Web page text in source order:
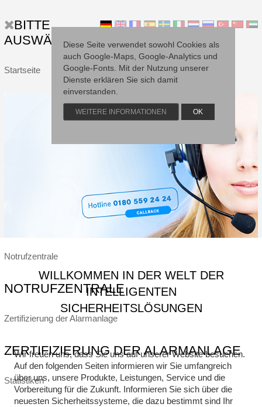
BITTE
AUSWÄHLEN...
Startseite
STARTSEITE
Schwachstellen-Analyse
SCHWACHSTELLEN-ANALYSE
Notrufzentrale
NOTRUFZENTRALE
Zertifizierung der Alarmanlage
ZERTIFIZIERUNG DER ALARMANLAGE
Statistiken
WILLKOMMEN IN DER WELT DER
INTELLIGENTEN
SICHERHEITSLÖSUNGEN
Wir freuen uns, dass Sie uns auf unserer Website besuchen.
Auf den folgenden Seiten informieren wir Sie umfangreich
über uns, unsere Produkte, Leistungen, Service und die
Vorbereitung für die Zukunft. Informieren Sie sich über die
neuesten Sicherheitssysteme, die dazu bestimmt sind Ihr
Diese Seite verwendet sowohl Cookies als
auch Google-Maps, Google-Analytics und
Google-Fonts. Mit der Nutzung unserer
Dienste erklären Sie sich damit
einverstanden.
WEITERE INFORMATIONEN OK